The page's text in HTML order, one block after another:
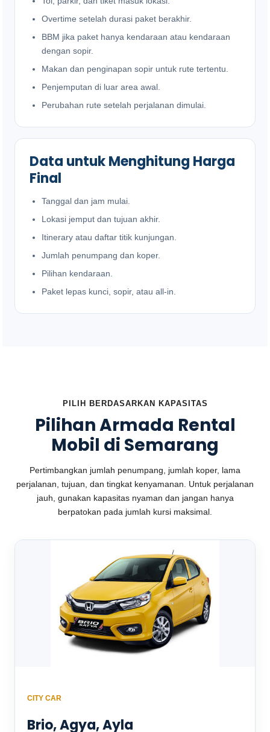
Overtime setelah durasi paket berakhir.
BBM jika paket hanya kendaraan atau kendaraan
dengan sopir.
Makan dan penginapan sopir untuk rute tertentu.
Penjemputan di luar area awal.
Perubahan rute setelah perjalanan dimulai.
Data untuk Menghitung Harga
Final
Tanggal dan jam mulai.
Lokasi jemput dan tujuan akhir.
Itinerary atau daftar titik kunjungan.
Jumlah penumpang dan koper.
Pilihan kendaraan.
Paket lepas kunci, sopir, atau all-in.
PILIH BERDASARKAN KAPASITAS
Pilihan Armada Rental
Mobil di Semarang
Pertimbangkan jumlah penumpang, jumlah koper, lama
perjalanan, tujuan, dan tingkat kenyamanan. Untuk perjalanan
jauh, gunakan kapasitas nyaman dan jangan hanya
berpatokan pada jumlah kursi maksimal.
CITY CAR
Brio, Agya, Ayla